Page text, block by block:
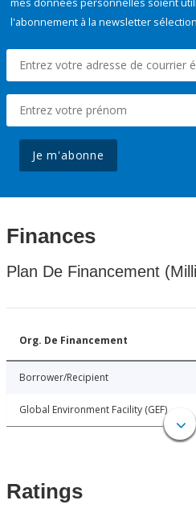
l'abonnement à la newsletter
Je m'abonne
Finances
Plan De Financement
Org. De Financement
Borrower/Recipient
Global Environment Facility (GEF)
Ratings